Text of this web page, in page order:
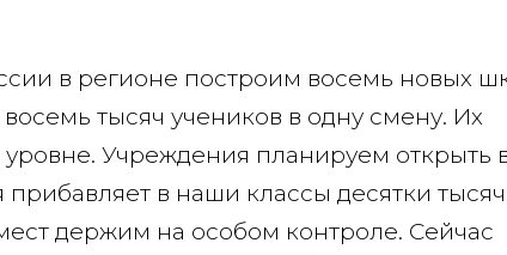
в регионе построим восемь новых
тысяч учеников в одну смену. Их
Учреждения планируем открыть
в наши классы десятки тысяч
держим на особом контроле. Сейчас